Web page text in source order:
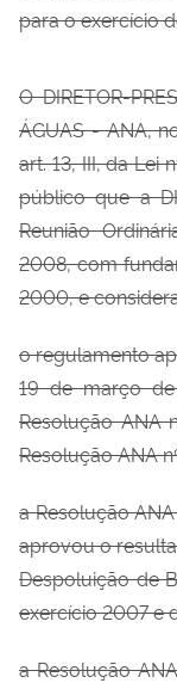
para o exercício
O DIRETOR-
ÁGUAS - ANA,
art. 13, III, da Lei
público que a
Reunião
2008, com
2000, e
o regulamento
19 de março
Resolução ANA
Resolução ANA
a Resolução
aprovou o
Despoluição de
exercício 2007 e
a Resolução